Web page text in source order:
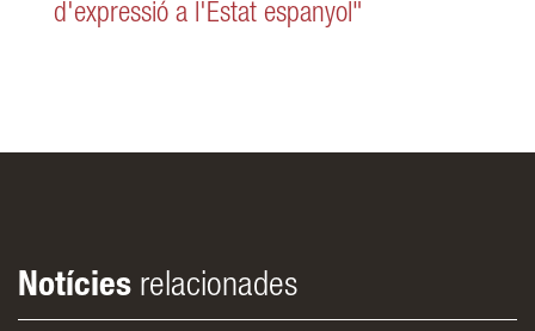
d'expressió a l'Estat espanyol"
Notícies relacionades